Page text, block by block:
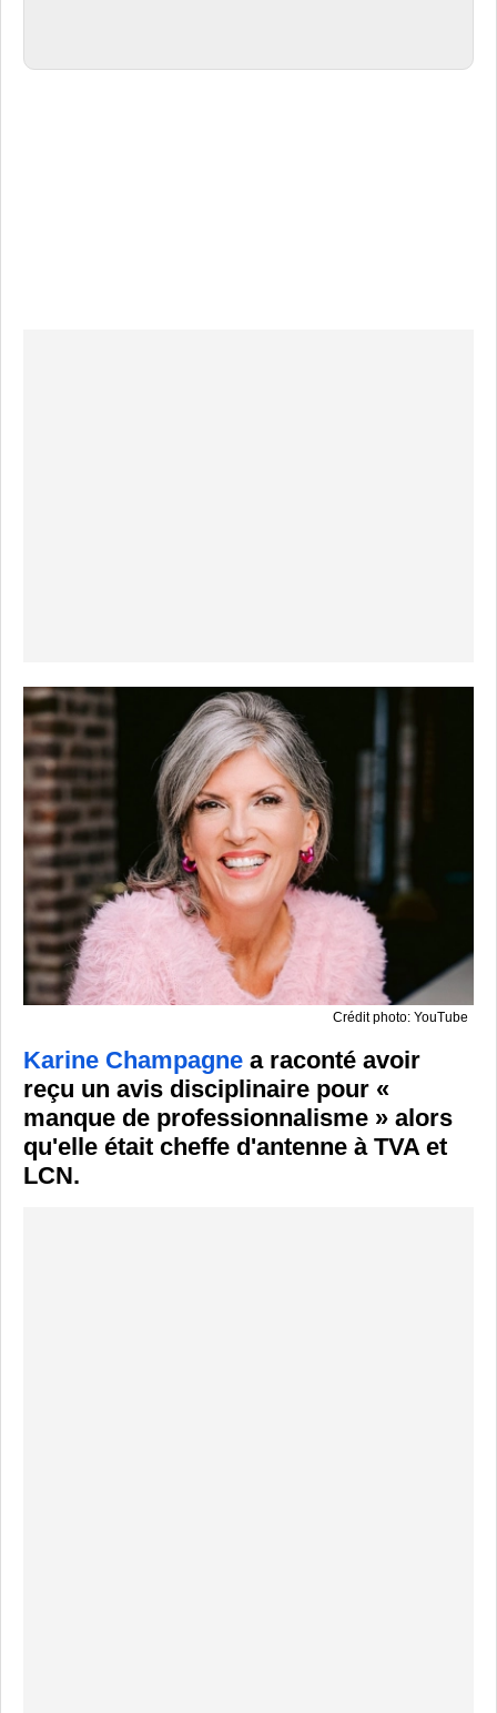
Crédit photo: YouTube
Karine Champagne a raconté avoir
reçu un avis disciplinaire pour «
manque de professionnalisme » alors
qu'elle était cheffe d'antenne à TVA et
LCN.